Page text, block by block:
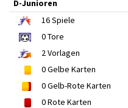
D-Junioren
16Spiele
0Tore
2Vorlagen
0Gelbe Karten
0Gelb-Rote Karten
0Rote Karten